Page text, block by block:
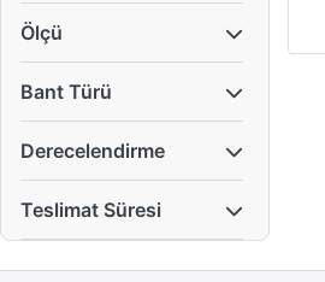
Ölçü
Bant Türü
Derecelendirme
Teslimat Süresi